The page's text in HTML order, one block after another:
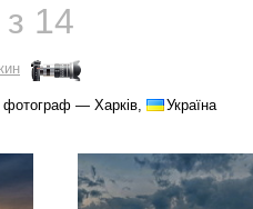
14
фотограф — Харків, Україна